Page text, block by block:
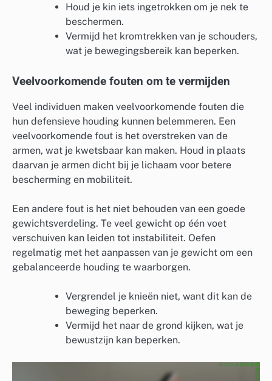
Houd je kin iets ingetrokken om je nek te
beschermen.
Vermijd het kromtrekken van je schouders,
wat je bewegingsbereik kan beperken.
Veelvoorkomende fouten om te vermijden
Veel individuen maken veelvoorkomende fouten die
hun defensieve houding kunnen belemmeren. Een
veelvoorkomende fout is het overstreken van de
armen, wat je kwetsbaar kan maken. Houd in plaats
daarvan je armen dicht bij je lichaam voor betere
bescherming en mobiliteit.
Een andere fout is het niet behouden van een goede
gewichtsverdeling. Te veel gewicht op één voet
verschuiven kan leiden tot instabiliteit. Oefen
regelmatig met het aanpassen van je gewicht om een
gebalanceerde houding te waarborgen.
Vergrendel je knieën niet, want dit kan de
beweging beperken.
Vermijd het naar de grond kijken, wat je
bewustzijn kan beperken.